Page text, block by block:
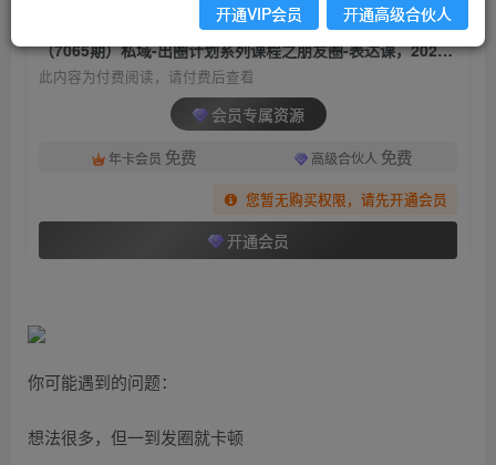
（7065期）私域-出圈计划系列课程之朋友圈-表达课，2023全新口碑训练营
此内容为付费阅读，请付费后查看
会员专属资源
年卡会员 免费 高级合伙人 免费
您暂无购买权限，请先开通会员
开通会员
你可能遇到的问题：
想法很多，但一到发圈就卡顿
开通VIP会员 开通高级合伙人